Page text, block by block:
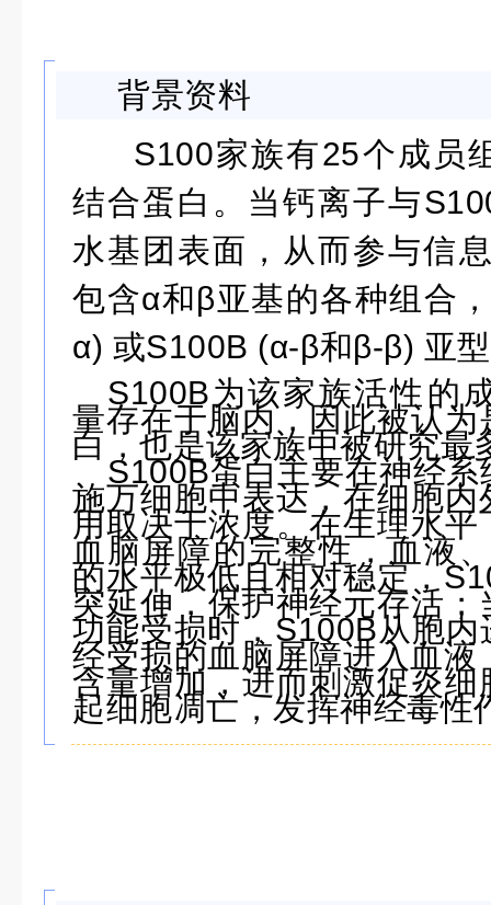
背景资料
S100家族有25个成员
结合蛋白。当钙离子与
水基团表面，从而参与信
包含α和β亚基的各种组合
α) 或S100B (α-β和β-β) 亚
S100B为该家族活性的
量存在于脑内，因此被认
白，也是该家族中被研究最
S100B蛋白主要在神经
施万细胞中表达，在细胞
用取决于浓度。在生理水
血脑屏障的完整性，血液
的水平极低且相对稳定，
突延伸，保护神经元存活
功能受损时， S100B从胞内
经受损的血脑屏障进入血液
含量增加，进而刺激促炎
起细胞凋亡，发挥神经毒性